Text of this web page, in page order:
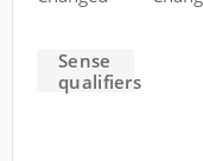
Sense
qualifiers